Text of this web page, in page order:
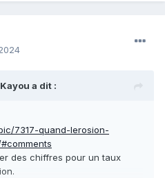
Kayou a dit :
7317-quand-lerosion-
des chiffres pour un taux